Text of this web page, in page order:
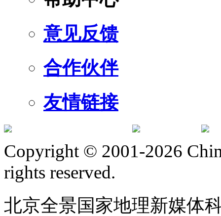
意见反馈
合作伙伴
友情链接
Copyright © 2001-2026
rights reserved.
北京全景国家地理新媒体